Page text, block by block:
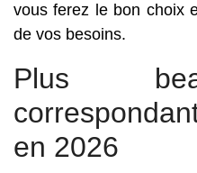
vous ferez le bon choix
de vos besoins.
Plus
en 2026